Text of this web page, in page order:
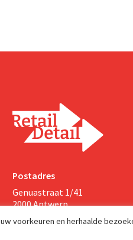
Postadres
Genuastraat 1/41
2000 Antwerp
voorkeuren en herhaalde